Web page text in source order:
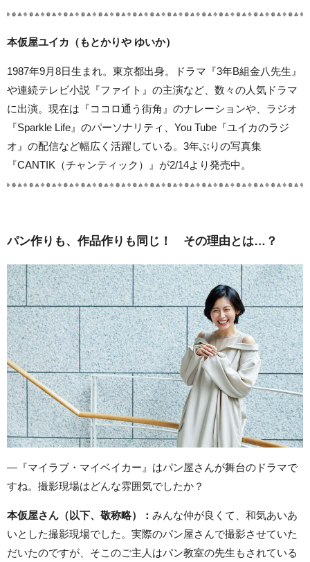
本仮屋ユイカ（もとかりや ゆいか）
1987年9月8日生まれ。東京都出身。ドラマ『3年B組金八先生』
や連続テレビ小説『ファイト』の主演など、数々の人気ドラマ
に出演。現在は『ココロ通う街角』のナレーションや、ラジオ
『Sparkle Life』のパーソナリティ、You Tube『ユイカのラジ
オ』の配信など幅広く活躍している。3年ぶりの写真集
『CANTIK（チャンティック）』が2/14より発売中。
パン作りも、作品作りも同じ！ その理由とは…？
―『マイラブ・マイベイカー』はパン屋さんが舞台のドラマで
すね。撮影現場はどんな雰囲気でしたか？
本仮屋さん（以下、敬称略）： みんな仲が良くて、和気あいあ
いとした撮影現場でした。実際のパン屋さんで撮影させていた
だいたのですが、そこのご主人はパン教室の先生もされている